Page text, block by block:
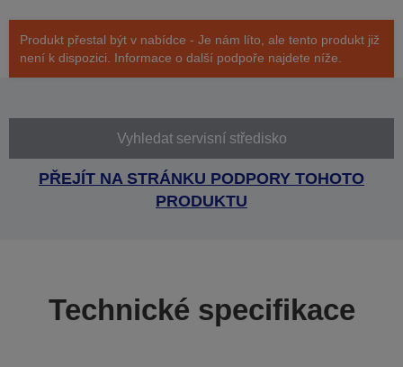
Produkt přestal být v nabídce - Je nám líto, ale tento produkt již
není k dispozici. Informace o další podpoře najdete níže.
Vyhledat servisní středisko
PŘEJÍT NA STRÁNKU PODPORY TOHOTO
PRODUKTU
Technické specifikace